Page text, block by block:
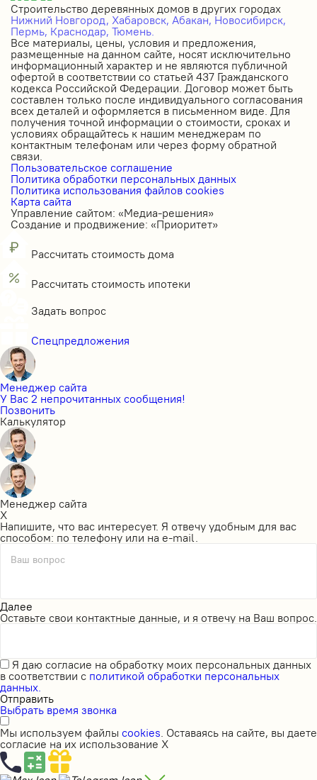
Строительство деревянных домов в других городах
Нижний Новгород, Хабаровск, Абакан, Новосибирск,
Пермь, Краснодар, Тюмень.
Все материалы, цены, условия и предложения,
размещенные на данном сайте, носят исключительно
информационный характер и не являются публичной
офертой в соответствии со статьей 437 Гражданского
кодекса Российской Федерации. Договор может быть
составлен только после индивидуального согласования
всех деталей и оформляется в письменном виде. Для
получения точной информации о стоимости, сроках и
условиях обращайтесь к нашим менеджерам по
контактным телефонам или через форму обратной
связи.
Пользовательское соглашение
Политика обработки персональных данных
Политика использования файлов cookies
Карта сайта
Управление сайтом: «Медиа-решения»
Создание и продвижение: «Приоритет»
Рассчитать стоимость дома
Рассчитать стоимость ипотеки
Задать вопрос
Спецпредложения
Менеджер сайта
У Вас 2 непрочитанных сообщения!
Позвонить
Калькулятор
Менеджер сайта
X
Напишите, что вас интересует. Я отвечу удобным для вас
способом: по телефону или на e-mail.
Ваш вопрос
Далее
Оставьте свои контактные данные, и я отвечу на Ваш вопрос.
Я даю согласие на обработку моих персональных данных
в соответствии с политикой обработки персональных
данных.
Отправить
Выбрать время звонка
Мы используем файлы cookies . Оставаясь на сайте, вы даете
согласие на их использование X